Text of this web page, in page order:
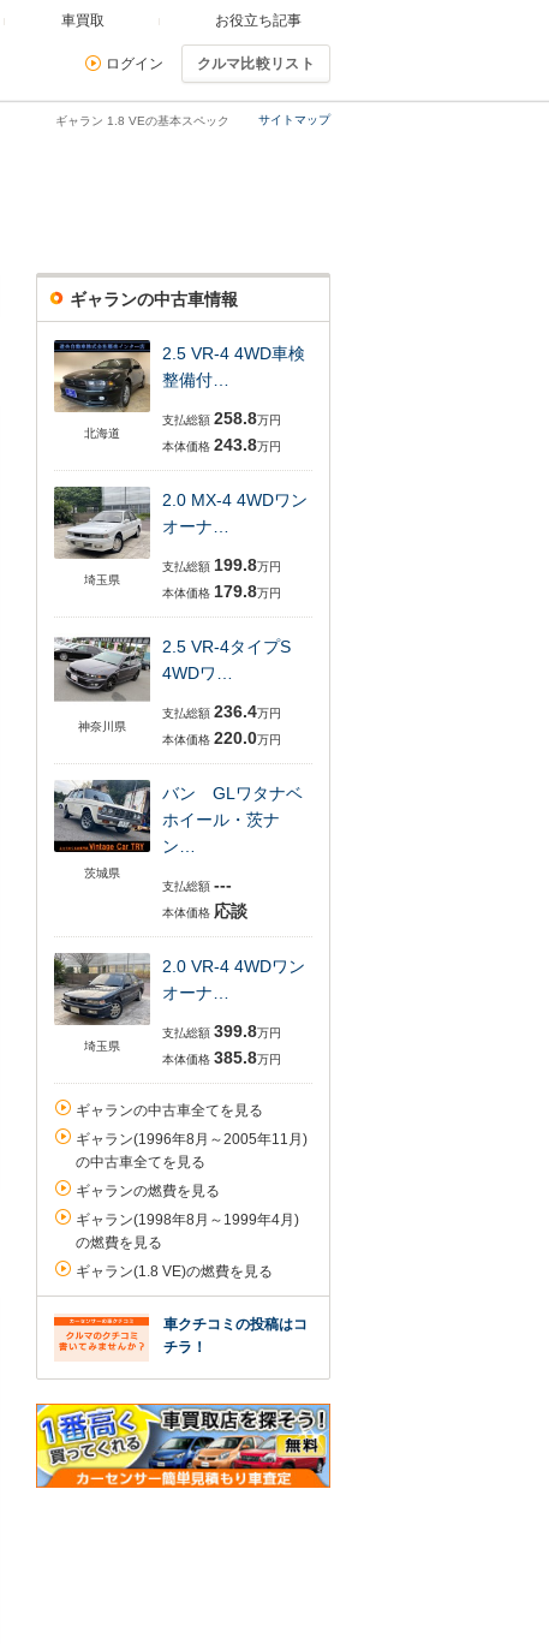
車買取 お役立ち記事
ログイン クルマ比較リスト
サイトマップ
ギャラン 1.8 VEの基本スペック
ギャランの中古車情報
北海道
2.5 VR-4 4WD車検
整備付…
支払総額 258.8万円
本体価格 243.8万円
埼玉県
2.0 MX-4 4WDワン
オーナ…
支払総額 199.8万円
本体価格 179.8万円
神奈川県
2.5 VR-4タイプS
4WDワ…
支払総額 236.4万円
本体価格 220.0万円
茨城県
バン GLワタナベ
ホイール・茨ナ
ン…
支払総額 ---
本体価格 応談
埼玉県
2.0 VR-4 4WDワン
オーナ…
支払総額 399.8万円
本体価格 385.8万円
ギャランの中古車全てを見る
ギャラン(1996年8月～2005年11月)
の中古車全てを見る
ギャランの燃費を見る
ギャラン(1998年8月～1999年4月)
の燃費を見る
ギャラン(1.8 VE)の燃費を見る
車クチコミの投稿はコ
チラ！